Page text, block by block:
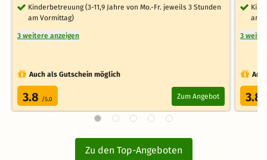
Kinderbetreuung (3-11,9 Jahre von Mo.-Fr. jeweils 3 Stunden
am Vormittag)
3 weitere anzeigen
Auch als Gutschein möglich
3.8 /5.0 Zum Angebot
am
3
3.8
Zu den Top-Angeboten